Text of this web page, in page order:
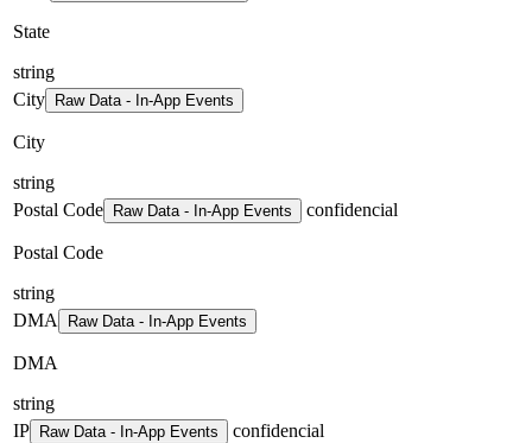
State
string
City
Raw Data - In-App Events
City
string
Postal Code
Raw Data - In-App Events confidencial
Postal Code
string
DMA
Raw Data - In-App Events
DMA
string
IP
Raw Data - In-App Events confidencial